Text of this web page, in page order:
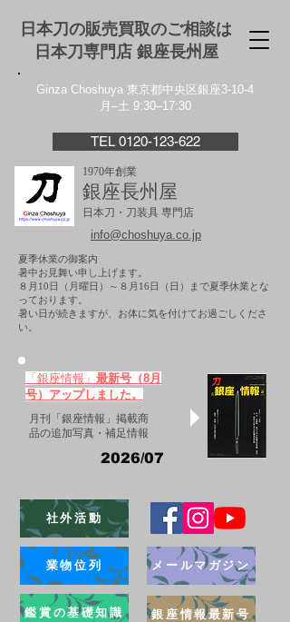
日本刀の販売買取のご相談は
日本刀専門店 銀座⻑州屋
Ginza Choshuya 東京都中央区銀座3-10-4
月–土 9:30–17:30
TEL 0120-123-622
1970年創業
銀座長州屋
日本刀・刀装具 専門店
info@choshuya.co.jp
夏季休業の御案内
暑中お見舞い申し上げます。
８月10日（月曜日）～８月16日（日）まで夏季休業とな
っております。
​暑い日が続きますが、お体に気を付けてお過ごしくださ
い。
「銀座情報」 最新号（8月
号）アップしました。
月刊「銀座情報」掲載商
品の追加写真・補足情報
2026/07
社外活動
業物位列
鑑賞の基礎知識
メールマガジン
銀座情報最新号